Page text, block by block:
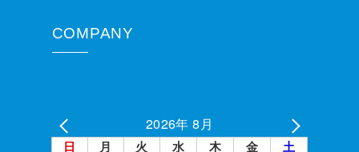
COMPANY
2026年 8月
日 月 火 水 木 金 土